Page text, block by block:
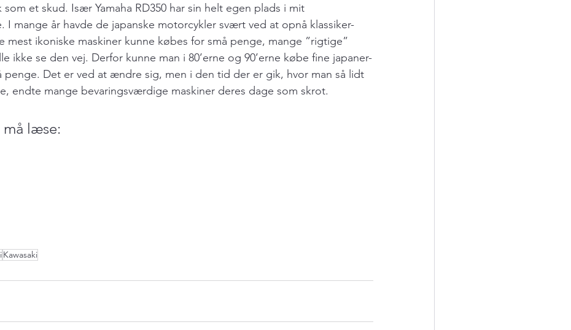
et skud. Især Yamaha RD350 har sin helt egen plads i mit
I mange år havde de japanske motorcykler svært ved at opnå klassiker-
mest ikoniske maskiner kunne købes for små penge, mange ”rigtige”
ikke se den vej. Derfor kunne man i 80’erne og 90’erne købe fine japaner-
penge. Det er ved at ændre sig, men i den tid der er gik, hvor man så lidt
endte mange bevaringsværdige maskiner deres dage som skrot.
læse:
Kawasaki